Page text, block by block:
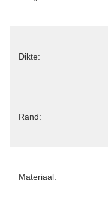
Dikte:
Rand:
Materiaal: